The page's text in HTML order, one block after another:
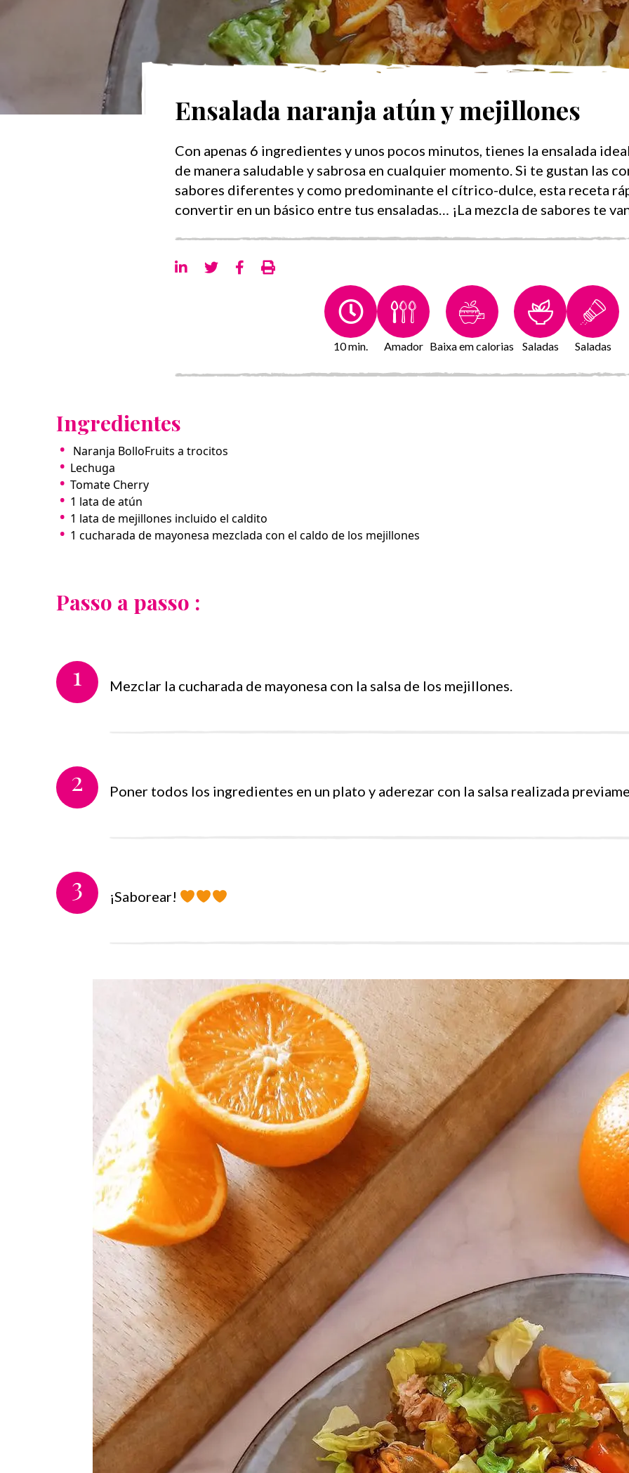
Ensalada naranja atún y mejillones
Con apenas 6 ingredientes y unos pocos minutos, tienes la ensalada
de manera saludable y sabrosa en cualquier momento. Si te gustan las
sabores diferentes y como predominante el cítrico-dulce, esta receta
convertir en un básico entre tus ensaladas… ¡La mezcla de sabores te
10 min. Amador Baixa em calorias Saladas Saladas
Ingredientes
Naranja BolloFruits a trocitos
Lechuga
Tomate Cherry
1 lata de atún
1 lata de mejillones incluido el caldito
1 cucharada de mayonesa mezclada con el caldo de los mejillones
Passo a passo :
1 Mezclar la cucharada de mayonesa con la salsa de los mejillones.
2 Poner todos los ingredientes en un plato y aderezar con la salsa realizada
3 ¡Saborear!